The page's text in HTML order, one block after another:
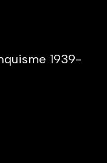
1939-